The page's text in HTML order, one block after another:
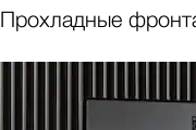
Прохладные